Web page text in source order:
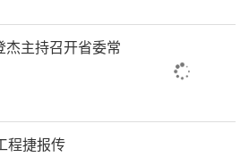
习近平总书记特别和蔼可
我们挥手。那一刻，我至
一样，史振宇对这条母亲
主持召开省委常
程捷报传